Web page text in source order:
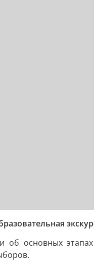
об основных